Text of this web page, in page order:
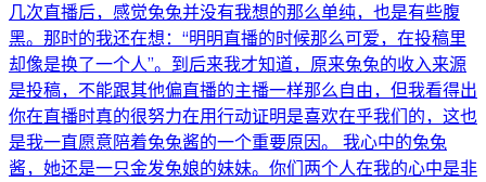
几次直播后，感觉兔兔并没有我想的那么单纯，也是有些腹
黑。那时的我还在想：“明明直播的时候那么可爱，在投稿里
却像是换了一个人”。到后来我才知道，原来兔兔的收入来源
是投稿，不能跟其他偏直播的主播一样那么自由，但我看得出
你在直播时真的很努力在用行动证明是喜欢在乎我们的，这也
是我一直愿意陪着兔兔酱的一个重要原因。 我心中的兔兔
酱，她还是一只金发兔娘的妹妹。你们两个人在我的心中是非